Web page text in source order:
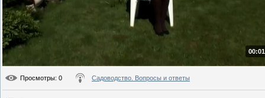
Просмотры: 0 Садоводство. Вопросы и ответы